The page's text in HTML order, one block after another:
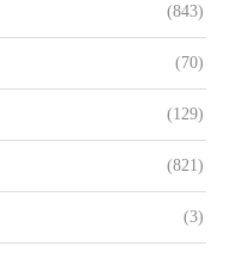
(843)
(70)
(129)
(821)
(3)